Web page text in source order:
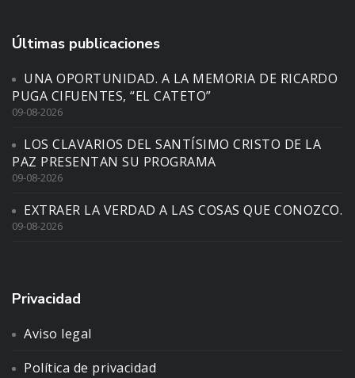
Últimas publicaciones
UNA OPORTUNIDAD. A LA MEMORIA DE RICARDO
PUGA CIFUENTES, “EL CATETO”
09-08-2026
LOS CLAVARIOS DEL SANTÍSIMO CRISTO DE LA
PAZ PRESENTAN SU PROGRAMA
09-08-2026
EXTRAER LA VERDAD A LAS COSAS QUE CONOZCO.
09-08-2026
Privacidad
Aviso legal
Política de privacidad